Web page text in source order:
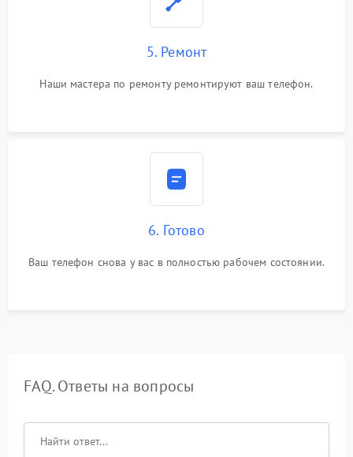
5. Ремонт
Наши мастера по ремонту ремонтируют ваш телефон.
6. Готово
Ваш телефон снова у вас в полностью рабочем состоянии.
FAQ. Ответы на вопросы